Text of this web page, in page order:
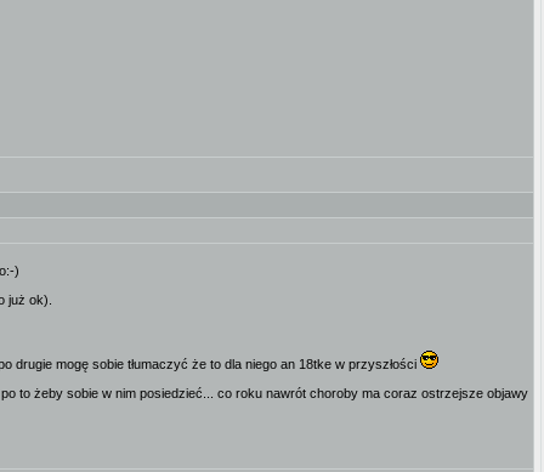
)
już ok).
drugie mogę sobie tłumaczyć że to dla niego an 18tke w przyszłości
to żeby sobie w nim posiedzieć... co roku nawrót choroby ma coraz ostrzejsze objawy